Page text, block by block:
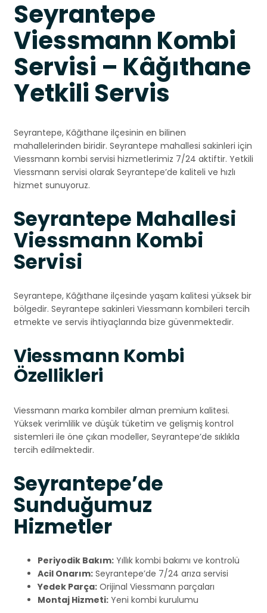
Seyrantepe
Viessmann Kombi
Servisi – Kâğıthane
Yetkili Servis
Seyrantepe, Kâğıthane ilçesinin en bilinen
mahallelerinden biridir. Seyrantepe mahallesi sakinleri için
Viessmann kombi servisi hizmetlerimiz 7/24 aktiftir. Yetkili
Viessmann servisi olarak Seyrantepe’de kaliteli ve hızlı
hizmet sunuyoruz.
Seyrantepe Mahallesi
Viessmann Kombi
Servisi
Seyrantepe, Kâğıthane ilçesinde yaşam kalitesi yüksek bir
bölgedir. Seyrantepe sakinleri Viessmann kombileri tercih
etmekte ve servis ihtiyaçlarında bize güvenmektedir.
Viessmann Kombi
Özellikleri
Viessmann marka kombiler alman premium kalitesi.
Yüksek verimlilik ve düşük tüketim ve gelişmiş kontrol
sistemleri ile öne çıkan modeller, Seyrantepe’de sıklıkla
tercih edilmektedir.
Seyrantepe’de
Sunduğumuz
Hizmetler
Periyodik Bakım: Yıllık kombi bakımı ve kontrolü
Acil Onarım: Seyrantepe’de 7/24 arıza servisi
Yedek Parça: Orijinal Viessmann parçaları
Montaj Hizmeti: Yeni kombi kurulumu